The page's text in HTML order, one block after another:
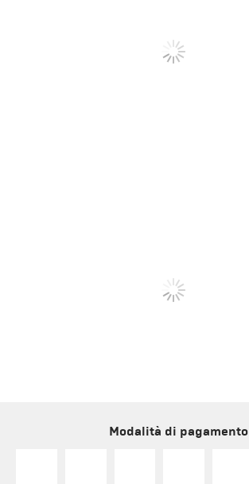
Modalità di pagamento